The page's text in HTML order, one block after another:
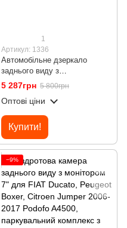
1
Артикул: 1336
Автомобільне дзеркало
заднього виду з
відеореєстратором Podofo
W8176, з камерою заднього
огляду, GPS, Wi-Fi, нічним
баченням, 4K
5 287грн 5 800грн
Оптові ціни
Купити!
−9%